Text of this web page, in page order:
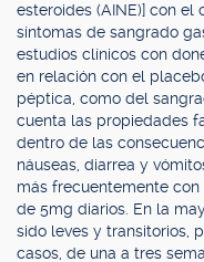
esteroides (AINE)] con
síntomas de sangrado
estudios clínicos con
en relación con el
péptica, como del
cuenta las propiedades
dentro de las
náuseas, diarrea y
más frecuentemente
de 5mg diarios. En la
sido leves y transitorios,
casos, de una a tres